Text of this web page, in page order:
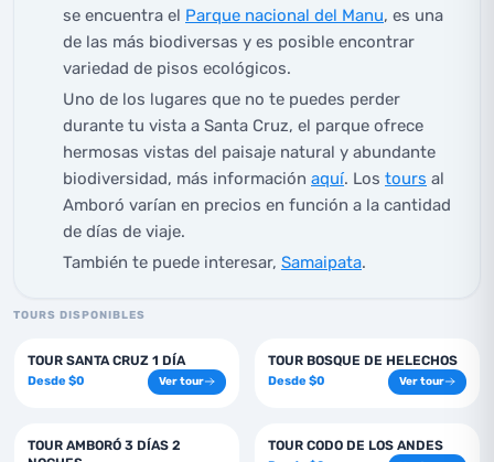
se encuentra el Parque nacional del Manu, es una
de las más biodiversas y es posible encontrar
variedad de pisos ecológicos.
Uno de los lugares que no te puedes perder
durante tu vista a Santa Cruz, el parque ofrece
hermosas vistas del paisaje natural y abundante
biodiversidad, más información aquí. Los tours al
Amboró varían en precios en función a la cantidad
de días de viaje.
También te puede interesar, Samaipata.
TOURS DISPONIBLES
1 días
TOUR SANTA CRUZ 1 DÍA
Desde $0 Ver tour
1 días
TOUR BOSQUE DE HELECHOS
Desde $0 Ver tour
3 días
TOUR AMBORÓ 3 DÍAS 2
1 días
TOUR CODO DE LOS ANDES